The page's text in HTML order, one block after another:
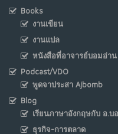
Books
งานเขียน
งานแปล
หนังสือที่อาจารย์บอมอ่าน
Podcast/VDO
พูดจาประสา Ajbomb
Blog
เรียนภาษาอังกฤษกับ อ.บ
ธุรกิจ-การตลาด